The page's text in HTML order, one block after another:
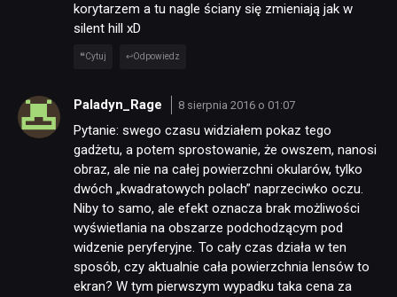
korytarzem a tu nagle ściany się zmieniają jak w
silent hill xD
Cytuj Odpowiedz
Paladyn_Rage 8 sierpnia 2016 o 01:07
Pytanie: swego czasu widziałem pokaz tego
gadżetu, a potem sprostowanie, że owszem, nanosi
obraz, ale nie na całej powierzchni okularów, tylko
dwóch „kwadratowych polach” naprzeciwko oczu.
Niby to samo, ale efekt oznacza brak możliwości
wyświetlania na obszarze podchodzącym pod
widzenie peryferyjne. To cały czas działa w ten
sposób, czy aktualnie cała powierzchnia lensów to
ekran? W tym pierwszym wypadku taka cena za